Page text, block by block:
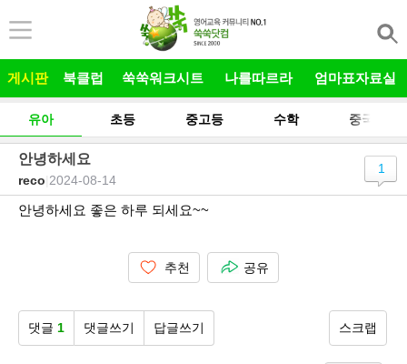
게시판 북클럽 쑥쑥워크시트 나를따르라 엄마표자료실
유아 초등 중고등 수학 중국어
안녕하세요
reco 2024-08-14
1
안녕하세요 좋은 하루 되세요~~
추천 공유
댓글 1 댓글쓰기 답글쓰기 스크랩